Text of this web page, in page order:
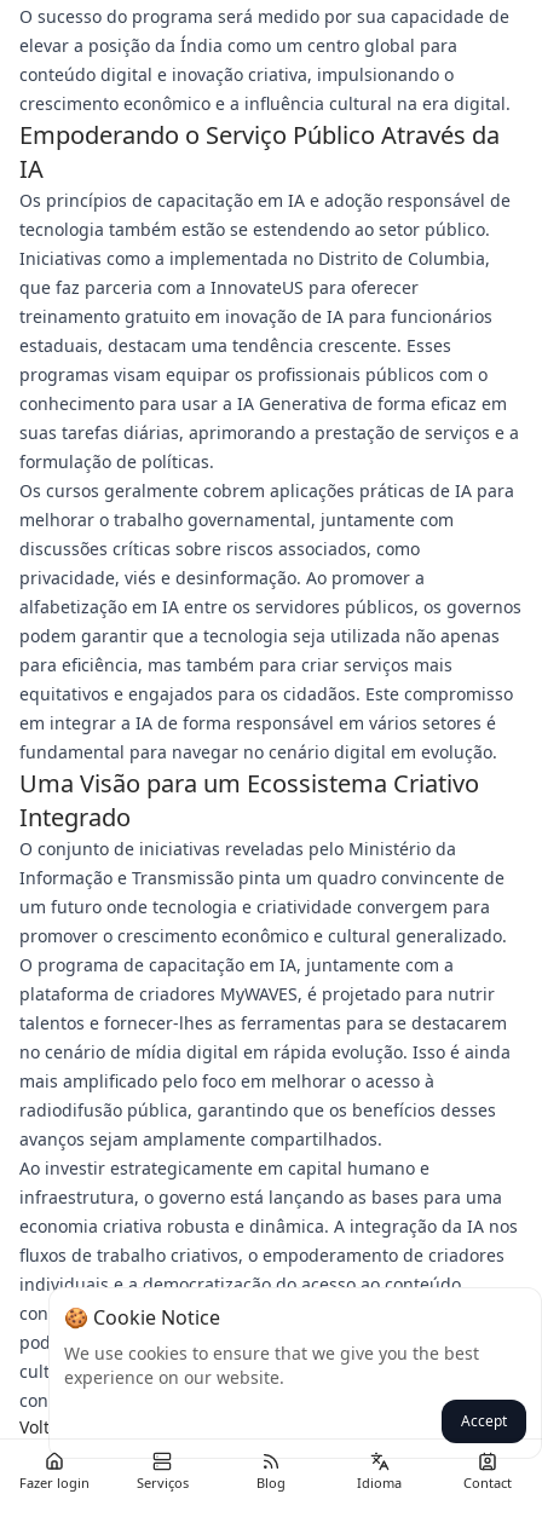
Fazer login Serviços Blog Idioma Contact
O sucesso do programa será medido por sua capacidade de
elevar a posição da Índia como um centro global para
conteúdo digital e inovação criativa, impulsionando o
crescimento econômico e a influência cultural na era digital.
Empoderando o Serviço Público Através da
IA
Os princípios de capacitação em IA e adoção responsável de
tecnologia também estão se estendendo ao setor público.
Iniciativas como a implementada no Distrito de Columbia,
que faz parceria com a InnovateUS para oferecer
treinamento gratuito em inovação de IA para funcionários
estaduais, destacam uma tendência crescente. Esses
programas visam equipar os profissionais públicos com o
conhecimento para usar a IA Generativa de forma eficaz em
suas tarefas diárias, aprimorando a prestação de serviços e a
formulação de políticas.
Os cursos geralmente cobrem aplicações práticas de IA para
melhorar o trabalho governamental, juntamente com
discussões críticas sobre riscos associados, como
privacidade, viés e desinformação. Ao promover a
alfabetização em IA entre os servidores públicos, os governos
podem garantir que a tecnologia seja utilizada não apenas
para eficiência, mas também para criar serviços mais
equitativos e engajados para os cidadãos. Este compromisso
em integrar a IA de forma responsável em vários setores é
fundamental para navegar no cenário digital em evolução.
Uma Visão para um Ecossistema Criativo
Integrado
O conjunto de iniciativas reveladas pelo Ministério da
Informação e Transmissão pinta um quadro convincente de
um futuro onde tecnologia e criatividade convergem para
promover o crescimento econômico e cultural generalizado.
O programa de capacitação em IA, juntamente com a
plataforma de criadores MyWAVES, é projetado para nutrir
talentos e fornecer-lhes as ferramentas para se destacarem
no cenário de mídia digital em rápida evolução. Isso é ainda
mais amplificado pelo foco em melhorar o acesso à
radiodifusão pública, garantindo que os benefícios desses
avanços sejam amplamente compartilhados.
Ao investir estrategicamente em capital humano e
infraestrutura, o governo está lançando as bases para uma
economia criativa robusta e dinâmica. A integração da IA nos
fluxos de trabalho criativos, o empoderamento de criadores
individuais e a democratização do acesso ao conteúdo
contribuem coletivamente para uma poderosa sinergia que
pode impulsionar a inovação, promover o intercâmbio
cultural e solidificar a posição da Índia como líder global em
conteúdo digital e indústrias criativas nos próximos anos.
Voltar
🍪 Cookie Notice
We use cookies to ensure that we give you the best
experience on our website.
Accept